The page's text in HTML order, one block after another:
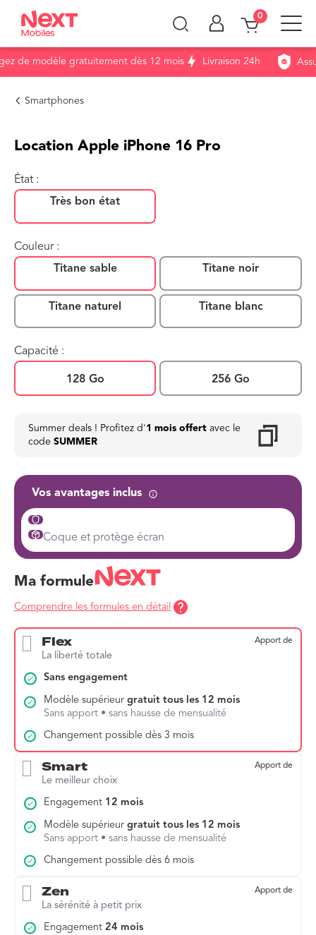
0
de modèle gratuitement dès 12 mois Livraison 24h
Smartphones
Location Apple iPhone 16 Pro
État :
Très bon état
Couleur :
Titane sable
Titane noir
Titane naturel Titane blanc
Capacité :
128 Go 256 Go
Summer deals ! Profitez d'1 mois offert avec le
code SUMMER
Vos avantages inclus
Coque et protège écran
Ma formule
Comprendre les formules en détail
Flex
La liberté totale
Apport de
Sans engagement
Modèle supérieur gratuit tous les 12 mois
Sans apport • sans hausse de mensualité
Changement possible dès 3 mois
Smart
Le meilleur choix
Apport de
Engagement 12 mois
Modèle supérieur gratuit tous les 12 mois
Sans apport • sans hausse de mensualité
Changement possible dès 6 mois
Zen
La sérénité à petit prix
Apport de
Engagement 24 mois